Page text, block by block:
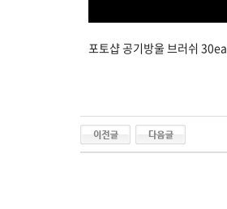
포토샵 공기방울 브러쉬 30ea